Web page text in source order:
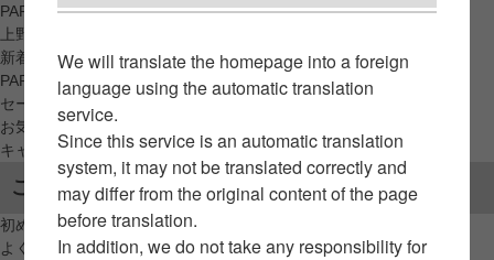
PARCO_ya
上野
新着アイテムから探す
PARCO限定アイテムから探す
セールアイテムから探す
お気に入りから探す
キャンペーン/クーポン対象から探す
ご利用案内
初めてのお客様へ
よくあるご質問 / お問い合わせ
We will translate the homepage into a foreign
language using the automatic translation
service.
Since this service is an automatic translation
system, it may not be translated correctly and
may differ from the original content of the page
before translation.
In addition, we do not take any responsibility for